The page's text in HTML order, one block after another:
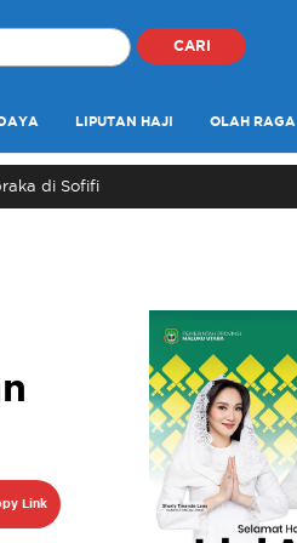
CARI
LIPUTAN HAJI OLAH RAGA
di Sofifi
Link